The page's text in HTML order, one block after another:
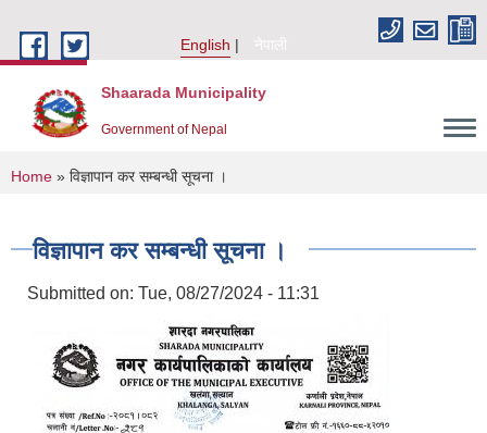
English
नेपाली
Shaarada Municipality
Government of Nepal
You are here
Home » विज्ञापान कर सम्बन्धी सूचना ।
विज्ञापान कर सम्बन्धी सूचना ।
Submitted on: Tue, 08/27/2024 - 11:31